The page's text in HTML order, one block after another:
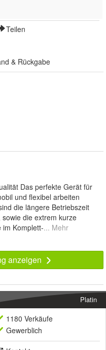
Teilen
& Rückgabe
Das perfekte Gerät für
und flexibel arbeiten
die längere Betriebszeit
die extrem kurze
im Komplett-... Mehr
anzeigen
Platin
1180 Verkäufe
Gewerblich